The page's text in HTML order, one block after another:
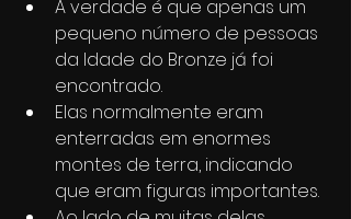
A verdade é que apenas um
pequeno número de pessoas
da Idade do Bronze já foi
encontrado.
Elas normalmente eram
enterradas em enormes
montes de terra, indicando
que eram figuras importantes.